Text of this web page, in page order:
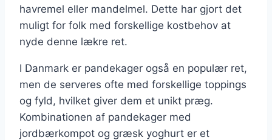
havremel eller mandelmel. Dette har gjort det
muligt for folk med forskellige kostbehov at
nyde denne lækre ret.
I Danmark er pandekager også en populær ret,
men de serveres ofte med forskellige toppings
og fyld, hvilket giver dem et unikt præg.
Kombinationen af pandekager med
jordbærkompot og græsk yoghurt er et